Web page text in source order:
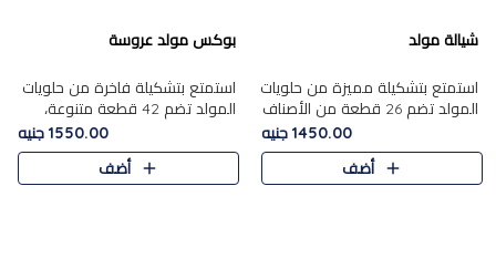
شيالة مولد
استمتع بتشكيلة مميزة من حلويات
المولد تضم 26 قطعة من الأصناف
الشرقية المتنوعة......1450.00 جنيه
أضف
بوكس مولد عروسة
استمتع بتشكيلة فاخرة من حلويات
المولد تضم 42 قطعة متنوعة،
1550.00 جنيه
أضف